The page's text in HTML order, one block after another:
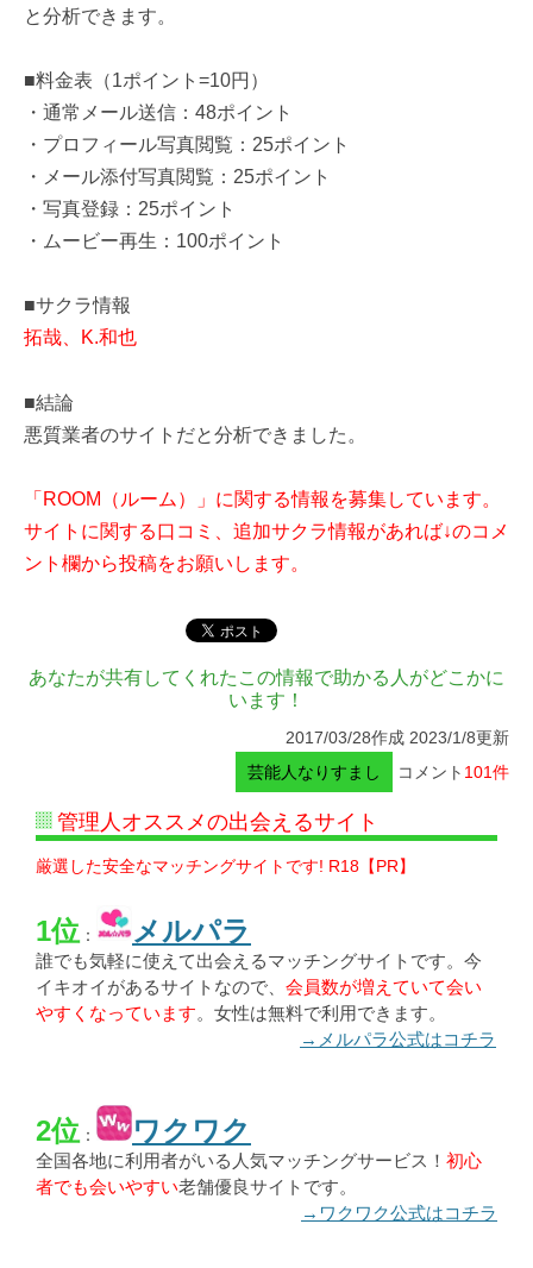
と分析できます。
■料金表（1ポイント=10円）
・通常メール送信：48ポイント
・プロフィール写真閲覧：25ポイント
・メール添付写真閲覧：25ポイント
・写真登録：25ポイント
・ムービー再生：100ポイント
■サクラ情報
拓哉、K.和也
■結論
悪質業者のサイトだと分析できました。
「ROOM（ルーム）」に関する情報を募集しています。
サイトに関する口コミ、追加サクラ情報があれば↓のコメ
ント欄から投稿をお願いします。
あなたが共有してくれたこの情報で助かる人がどこかに
います！
2017/03/28作成 2023/1/8更新
芸能人なりすまし
コメント 101件
管理人オススメの出会えるサイト
厳選した安全なマッチングサイトです! R18【PR】
1位 ： メルパラ
誰でも気軽に使えて出会えるマッチングサイトです。今
イキオイがあるサイトなので、 会員数が増えていて会い
やすくなっています。女性は無料で利用できます。
→メルパラ公式はコチラ
2位 ： ワクワク
全国各地に利用者がいる人気マッチングサービス！ 初心
者でも会いやすい老舗優良サイトです。
→ワクワク公式はコチラ